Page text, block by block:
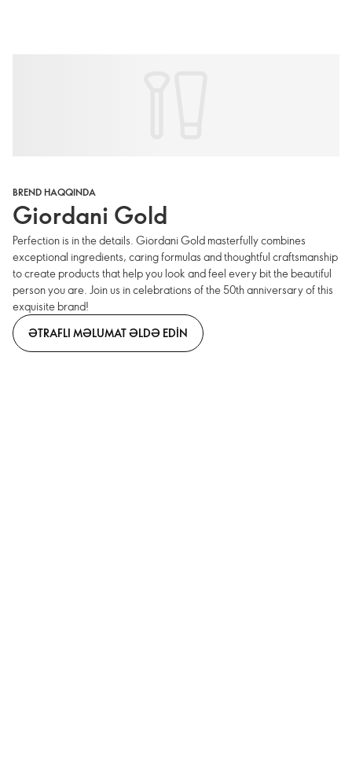
BREND HAQQINDA
Giordani Gold
Perfection is in the details. Giordani Gold masterfully combines
exceptional ingredients, caring formulas and thoughtful craftsmanship
to create products that help you look and feel every bit the beautiful
person you are. Join us in celebrations of the 50th anniversary of this
exquisite brand!
ƏTRAFLI MƏLUMAT ƏLDƏ EDIN